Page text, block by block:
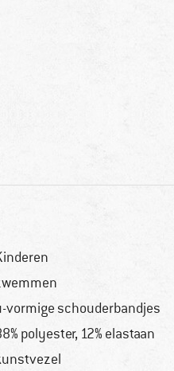
vormige schouderbandjes
polyester, 12% elastaan